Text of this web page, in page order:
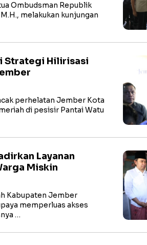
Ombudsman Republik
melakukan kunjungan
Strategi Hilirisasi
perhelatan Jember Kota
di pesisir Pantai Watu
Layanan
Miskin
Kabupaten Jember
memperluas akses
…